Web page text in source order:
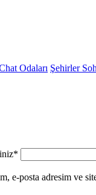
Odaları Şehirler
*
e-posta adresim ve